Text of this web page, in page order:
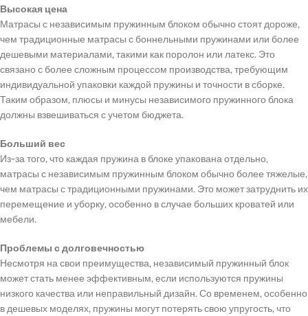
Высокая цена
Матрасы с независимым пружинным блоком обычно стоят дороже,
чем традиционные матрасы с боннельными пружинами или более
дешевыми материалами, такими как поролон или латекс. Это
связано с более сложным процессом производства, требующим
индивидуальной упаковки каждой пружины и точности в сборке.
Таким образом, плюсы и минусы независимого пружинного блока
должны взвешиваться с учетом бюджета.
Больший вес
Из-за того, что каждая пружина в блоке упакована отдельно,
матрасы с независимым пружинным блоком обычно более тяжелые,
чем матрасы с традиционными пружинами. Это может затруднить их
перемещение и уборку, особенно в случае больших кроватей или
мебели.
Проблемы с долговечностью
Несмотря на свои преимущества, независимый пружинный блок
может стать менее эффективным, если используются пружины
низкого качества или неправильный дизайн. Со временем, особенно
в дешевых моделях, пружины могут потерять свою упругость, что